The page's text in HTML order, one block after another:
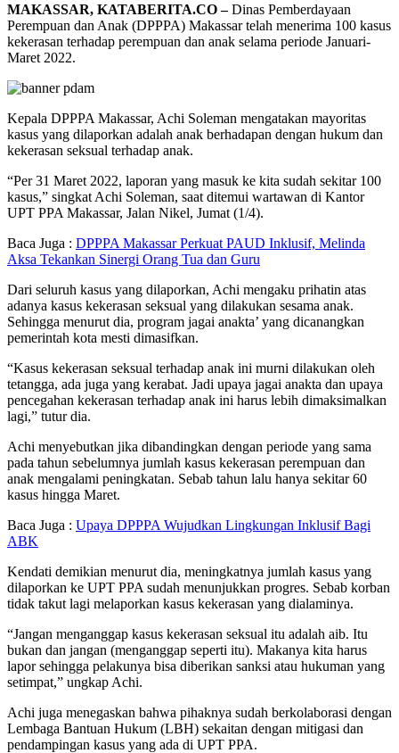
MAKASSAR, KATABERITA.CO –Dinas Pemberdayaan
Perempuan dan Anak (DPPPA) Makassar telah menerima 100 kasus
kekerasan terhadap perempuan dan anak selama periode Januari-
Maret 2022.
Kepala DPPPA Makassar, Achi Soleman mengatakan mayoritas
kasus yang dilaporkan adalah anak berhadapan dengan hukum dan
kekerasan seksual terhadap anak.
“Per 31 Maret 2022, laporan yang masuk ke kita sudah sekitar 100
kasus,” singkat Achi Soleman, saat ditemui wartawan di Kantor
UPT PPA Makassar, Jalan Nikel, Jumat (1/4).
Baca Juga : DPPPA Makassar Perkuat PAUD Inklusif, Melinda
Aksa Tekankan Sinergi Orang Tua dan Guru
Dari seluruh kasus yang dilaporkan, Achi mengaku prihatin atas
adanya kasus kekerasan seksual yang dilakukan sesama anak.
Sehingga menurut dia, program jagai anakta’ yang dicanangkan
pemerintah kota mesti dimasifkan.
“Kasus kekerasan seksual terhadap anak ini murni dilakukan oleh
tetangga, ada juga yang kerabat. Jadi upaya jagai anakta dan upaya
pencegahan kekerasan terhadap anak ini harus lebih dimaksimalkan
lagi,” tutur dia.
Achi menyebutkan jika dibandingkan dengan periode yang sama
pada tahun sebelumnya jumlah kasus kekerasan perempuan dan
anak mengalami peningkatan. Sebab tahun lalu hanya sekitar 60
kasus hingga Maret.
Baca Juga : Upaya DPPPA Wujudkan Lingkungan Inklusif Bagi
ABK
Kendati demikian menurut dia, meningkatnya jumlah kasus yang
dilaporkan ke UPT PPA sudah menunjukkan progres. Sebab korban
tidak takut lagi melaporkan kasus kekerasan yang dialaminya.
“Jangan menganggap kasus kekerasan seksual itu adalah aib. Itu
bukan dan jangan (menganggap seperti itu). Makanya kita harus
lapor sehingga pelakunya bisa diberikan sanksi atau hukuman yang
setimpat,” ungkap Achi.
Achi juga menegaskan bahwa pihaknya sudah berkolaborasi dengan
Lembaga Bantuan Hukum (LBH) sekaitan dengan mitigasi dan
pendampingan kasus yang ada di UPT PPA.